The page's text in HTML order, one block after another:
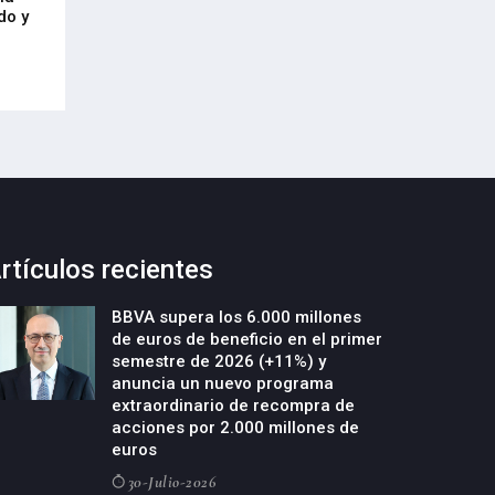
y
recientes
BBVA supera los 6.000 millones
de euros de beneficio en el primer
semestre de 2026 (+11%) y
anuncia un nuevo programa
extraordinario de recompra de
acciones por 2.000 millones de
euros
30-Julio-2026